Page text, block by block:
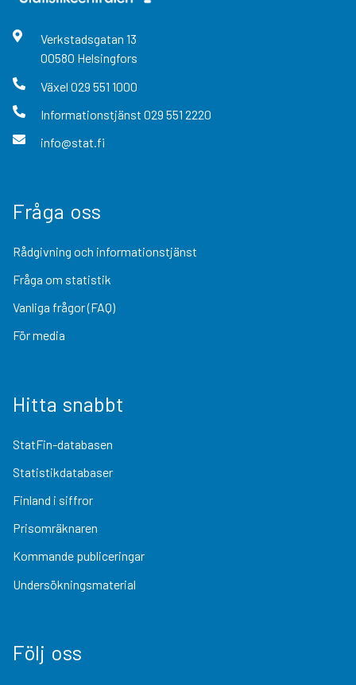
Verkstadsgatan 13
00580 Helsingfors
Växel 029 551 1000
Informationstjänst 029 551 2220
info@stat.fi
Fråga oss
Rådgivning och informationstjänst
Fråga om statistik
Vanliga frågor (FAQ)
För media
Hitta snabbt
StatFin-databasen
Statistikdatabaser
Finland i siffror
Prisomräknaren
Kommande publiceringar
Undersökningsmaterial
Följ oss